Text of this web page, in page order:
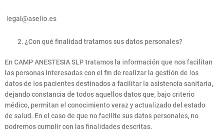
legal@aselio.es
¿Con qué finalidad tratamos sus datos personales?
En CAMP ANESTESIA SLP tratamos la información que nos facilitan
las personas interesadas con el fin de realizar la gestión de los
datos de los pacientes destinados a facilitar la asistencia sanitaria,
dejando constancia de todos aquellos datos que, bajo criterio
médico, permitan el conocimiento veraz y actualizado del estado
de salud. En el caso de que no facilite sus datos personales, no
podremos cumplir con las finalidades descritas.